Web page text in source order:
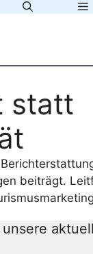
statt
beiträgt.